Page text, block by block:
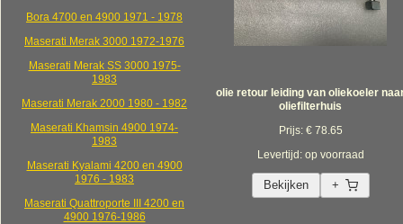
Bora 4700 en 4900 1971 - 1978
Maserati Merak 3000 1972-1976
Maserati Merak SS 3000 1975-
1983
Maserati Merak 2000 1980 - 1982
Maserati Khamsin 4900 1974-
1983
Maserati Kyalami 4200 en 4900
1976 - 1983
Maserati Quattroporte III 4200 en
4900 1976-1986
olie retour leiding van oliekoeler
oliefilterhuis
Prijs: € 78.65
Levertijd: op voorraad
Bekijken +